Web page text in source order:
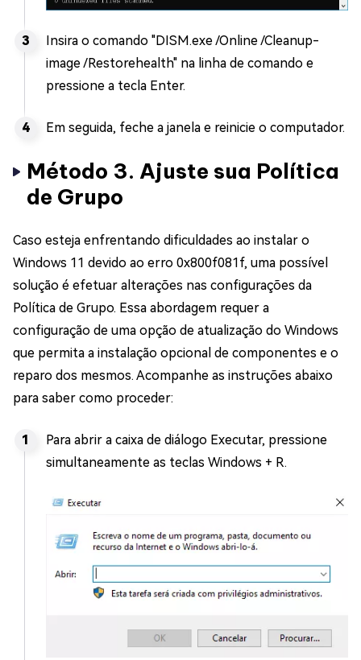
Insira o comando "DISM.exe /Online /Cleanup-
image /Restorehealth" na linha de comando e
pressione a tecla Enter.
Em seguida, feche a janela e reinicie o computador.
Método 3. Ajuste sua Política
de Grupo
Caso esteja enfrentando dificuldades ao instalar o
Windows 11 devido ao erro 0x800f081f, uma possível
solução é efetuar alterações nas configurações da
Política de Grupo. Essa abordagem requer a
configuração de uma opção de atualização do Windows
que permita a instalação opcional de componentes e o
reparo dos mesmos. Acompanhe as instruções abaixo
para saber como proceder:
Para abrir a caixa de diálogo Executar, pressione
simultaneamente as teclas Windows + R.